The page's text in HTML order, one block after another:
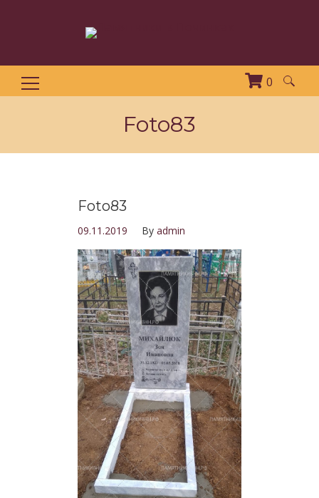
0
Найти:
Foto83
Foto83
09.11.2019 By admin